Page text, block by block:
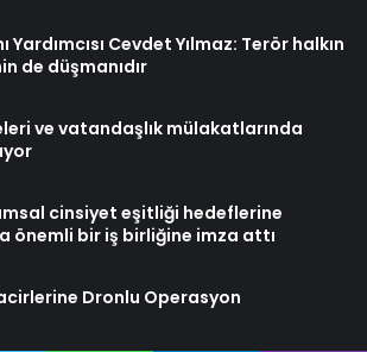
Yardımcısı Cevdet Yılmaz: Terör halkın
de düşmanıdır
ve vatandaşlık mülakatlarında
cinsiyet eşitliği hedeflerine
önemli bir iş birliğine imza attı
Dronlu Operasyon